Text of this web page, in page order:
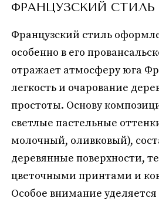
ФРАНЦУЗСКИЙ СТИЛЬ
Французский стиль
особенно в его
отражает атмосферу юга
легкость и очарование
простоты. Основу
светлые пастельные
молочный, оливковый),
деревянные поверхности,
цветочными принтами и
Особое внимание